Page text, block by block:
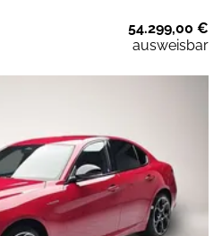
54.299,00 €
ausweisbar